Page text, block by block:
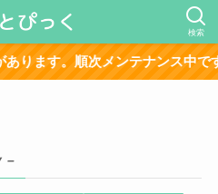
検索
す。順次メンテナンス中です。
–